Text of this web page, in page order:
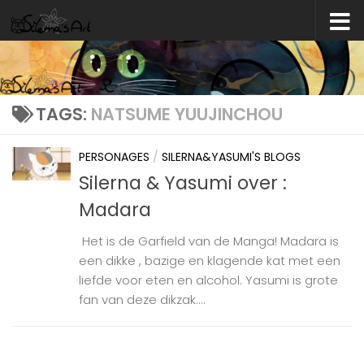
Skip to content
TAGS: NATSUME YUUJINCHOU
PERSONAGES / SILERNA&YASUMI'S BLOGS
Silerna & Yasumi over :
Madara
Het is de Garfield van de Manga! Madara is
een dikke , bazige en klagende kat met een
liefde voor eten en alcohol. Yasumi is grote
fan van deze dikzak....